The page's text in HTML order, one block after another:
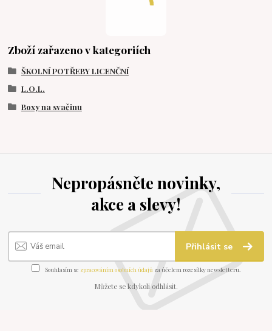
Zboží zařazeno v kategoriích
ŠKOLNÍ POTŘEBY LICENČNÍ
L.O.L.
Boxy na svačinu
Nepropásněte novinky,
akce a slevy!
Přihlásit se
Souhlasím se zpracováním osobních údajů za účelem rozesílky newsletteru.
Můžete se kdykoli odhlásit.